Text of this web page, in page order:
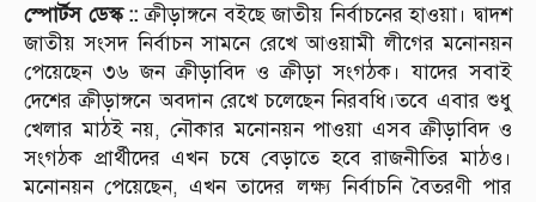
স্পোর্টস ডেস্ক :: ক্রীড়াঙ্গনে বইছে জাতীয় নির্বাচনের হাওয়া। দ্বাদশ
জাতীয় সংসদ নির্বাচন সামনে রেখে আওয়ামী লীগের মনোনয়ন
পেয়েছেন ৩৬ জন ক্রীড়াবিদ ও ক্রীড়া সংগঠক। যাদের সবাই
দেশের ক্রীড়াঙ্গনে অবদান রেখে চলেছেন নিরবধি।তবে এবার শুধু
খেলার মাঠই নয়, নৌকার মনোনয়ন পাওয়া এসব ক্রীড়াবিদ ও
সংগঠক প্রার্থীদের এখন চষে বেড়াতে হবে রাজনীতির মাঠও।
মনোনয়ন পেয়েছেন, এখন তাদের লক্ষ্য নির্বাচনি বৈতরণী পার